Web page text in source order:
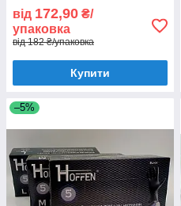
від 172,90 ₴/
упаковка
від 182 ₴/упаковка
Купити
–5%